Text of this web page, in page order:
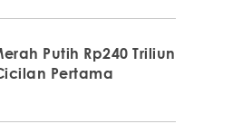
Putih Rp240 Triliun
Pertama